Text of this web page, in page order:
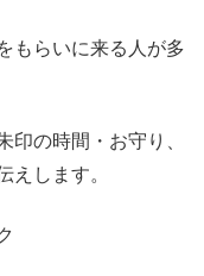
もらいに来る人が多
印の時間・お守り、
えします。